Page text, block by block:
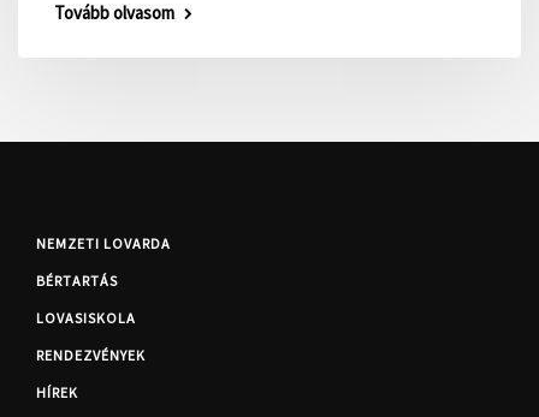
Tovább olvasom
NEMZETI LOVARDA
BÉRTARTÁS
LOVASISKOLA
RENDEZVÉNYEK
HÍREK